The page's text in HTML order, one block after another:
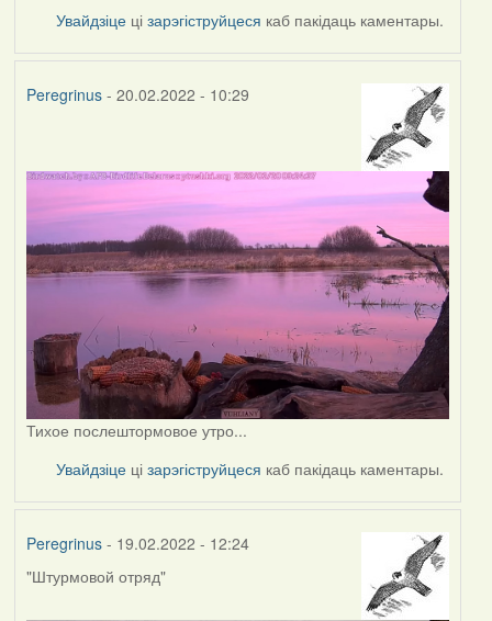
Увайдзіце цізарэгіструйцеся каб пакідаць каментары.
Peregrinus- 20.02.2022 - 10:29
Тихое послештормовое утро...
Увайдзіце цізарэгіструйцеся каб пакідаць каментары.
Peregrinus- 19.02.2022 - 12:24
"Штурмовой отряд"